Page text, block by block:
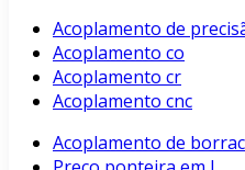
Acoplamento de
Acoplamento co
Acoplamento cr
Acoplamento cnc
Acoplamento de